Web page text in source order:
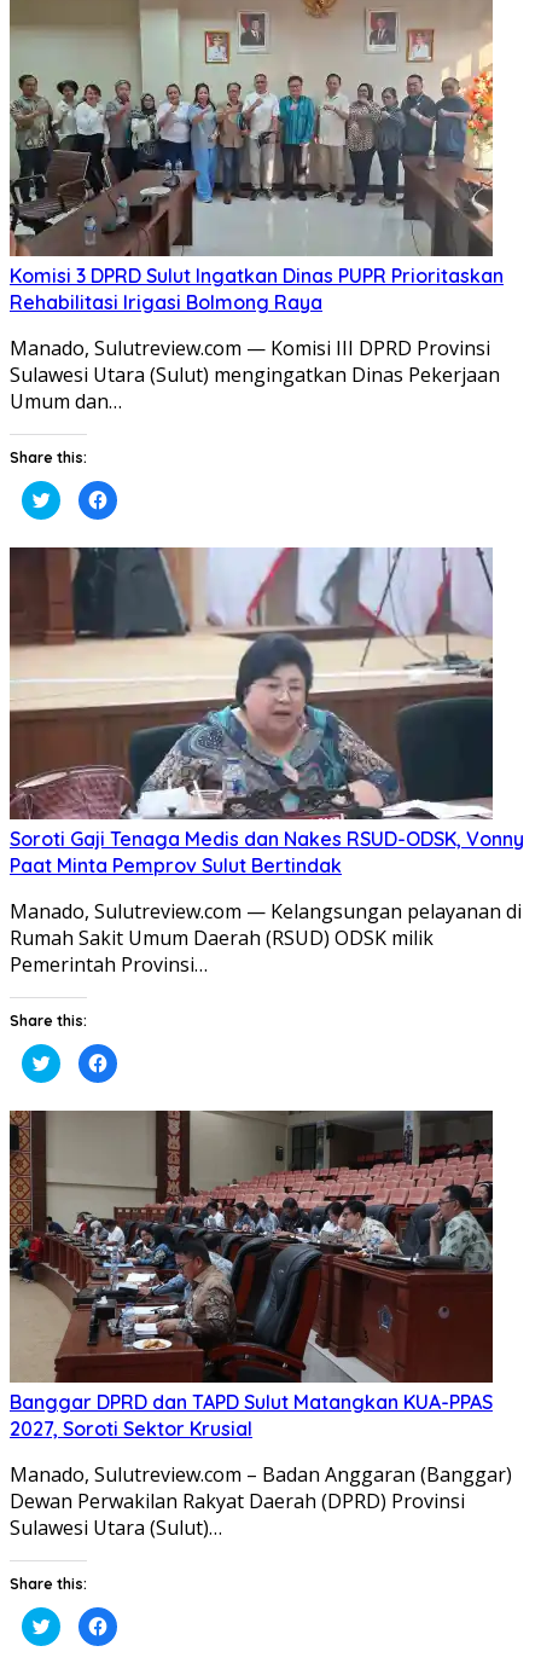
Komisi 3 DPRD Sulut Ingatkan Dinas PUPR Prioritaskan
Rehabilitasi Irigasi Bolmong Raya
​Manado, Sulutreview.com — Komisi III DPRD Provinsi
Sulawesi Utara (Sulut) mengingatkan Dinas Pekerjaan
Umum dan…
Share this:
Klik
untuk
berbagi
Twitter(Membuka
jendela
Klik
untuk
Facebook(Membuka
di
Soroti Gaji Tenaga Medis dan Nakes RSUD-ODSK, Vonny
Paat Minta Pemprov Sulut Bertindak
Manado, Sulutreview.com — Kelangsungan pelayanan di
Rumah Sakit Umum Daerah (RSUD) ODSK milik
Pemerintah Provinsi…
Share this:
Klik
untuk
berbagi
Twitter(Membuka
Klik
untuk
Facebook(Membuka
Banggar DPRD dan TAPD Sulut Matangkan KUA-PPAS
2027, Soroti Sektor Krusial
Manado, Sulutreview.com – Badan Anggaran (Banggar) ​
Dewan Perwakilan Rakyat Daerah (DPRD) Provinsi
Sulawesi Utara (Sulut)…
Share this:
Klik
untuk
berbagi
Klik
untuk